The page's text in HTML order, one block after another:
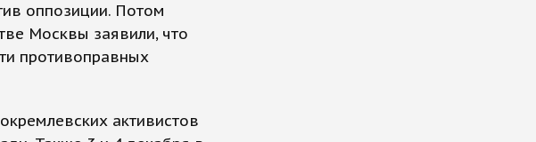
оппозиции. Потом
Москвы заявили, что
противоправных
активистов